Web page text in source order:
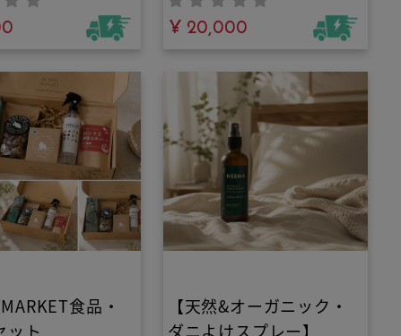
¥ 20,000
食品・
ット
【天然&オーガニック・
ダニよけスプレー】